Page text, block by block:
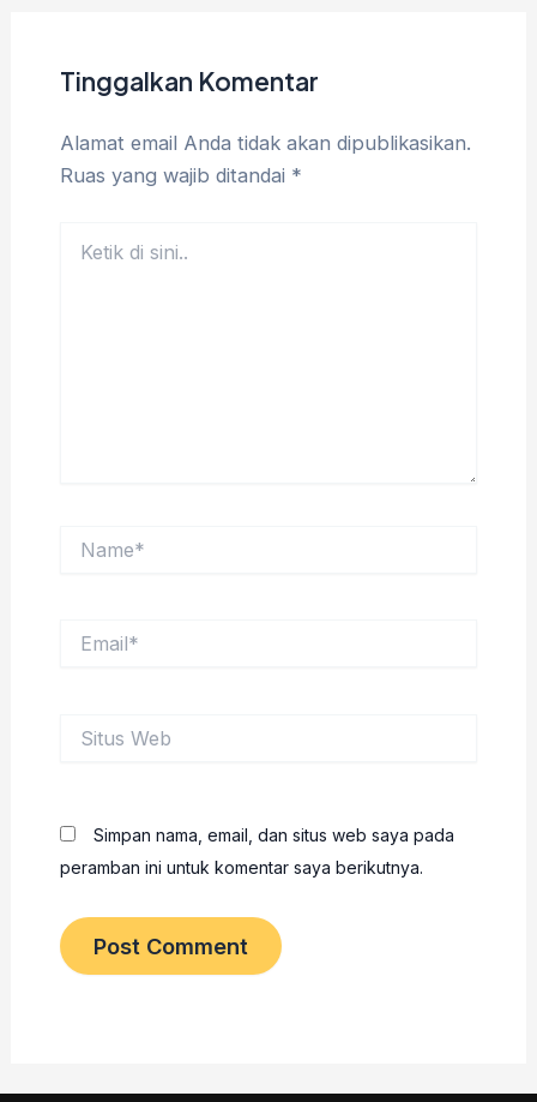
Tinggalkan Komentar
Alamat email Anda tidak akan dipublikasikan.
Ruas yang wajib ditandai *
Web
Simpan nama, email, dan situs web saya pada
peramban ini untuk komentar saya berikutnya.